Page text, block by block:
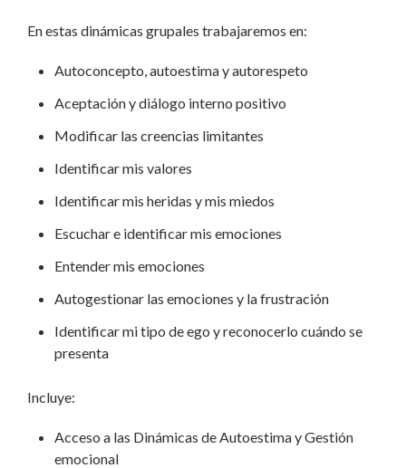
En estas dinámicas grupales trabajaremos en:
Autoconcepto, autoestima y autorespeto
Aceptación y diálogo interno positivo
Modificar las creencias limitantes
Identificar mis valores
Identificar mis heridas y mis miedos
Escuchar e identificar mis emociones
Entender mis emociones
Autogestionar las emociones y la frustración
Identificar mi tipo de ego y reconocerlo cuándo se
presenta
Incluye:
Acceso a las Dinámicas de Autoestima y Gestión
emocional